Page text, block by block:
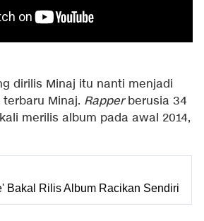
dirilis Minaj itu nanti menjadi
Minaj. Rapperberusia 34
merilis album pada awal 2014,
Bakal Rilis Album Racikan Sendiri